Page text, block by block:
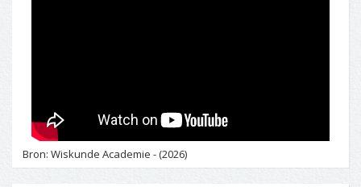
Bron: Wiskunde Academie - (2026)